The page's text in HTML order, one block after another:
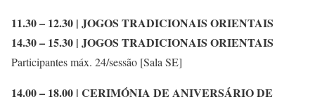
11.30 – 12.30 | JOGOS TRADICIONAIS ORIENTAIS
14.30 – 15.30 | JOGOS TRADICIONAIS ORIENTAIS
Participantes máx. 24/sessão [Sala SE]
14.00 – 18.00 | CERIMÓNIA DE ANIVERSÁRIO DE